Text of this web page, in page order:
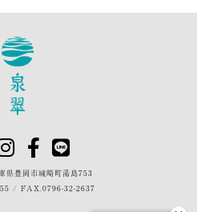
県豊岡市城崎町湯島753
/ FAX.0796-32-2637